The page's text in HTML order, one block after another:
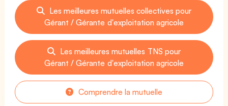
Les meilleures mutuelles collectives pour
Gérant / Gérante d'exploitation agricole
Les meilleures mutuelles TNS pour
Gérant / Gérante d'exploitation agricole
Comprendre la mutuelle